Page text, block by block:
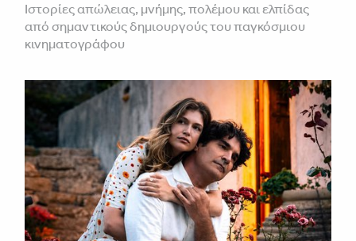
Ιστορίες απώλειας, μνήμης, πολέμου και ελπίδας
από σημαντικούς δημιουργούς του παγκόσμιου
κινηματογράφου